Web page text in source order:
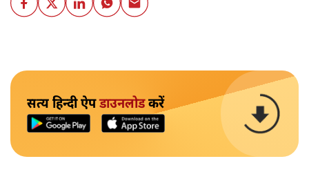
सत्य हिन्दी ऐपडाउनलोडकरें